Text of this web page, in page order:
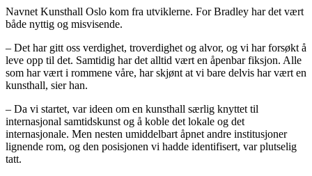
Navnet Kunsthall Oslo kom fra utviklerne. For Bradley har det vært
både nyttig og misvisende.
– Det har gitt oss verdighet, troverdighet og alvor, og vi har forsøkt å
leve opp til det. Samtidig har det alltid vært en åpenbar fiksjon. Alle
som har vært i rommene våre, har skjønt at vi bare delvis har vært en
kunsthall, sier han.
– Da vi startet, var ideen om en kunsthall særlig knyttet til
internasjonal samtidskunst og å koble det lokale og det
internasjonale. Men nesten umiddelbart åpnet andre institusjoner
lignende rom, og den posisjonen vi hadde identifisert, var plutselig
tatt.